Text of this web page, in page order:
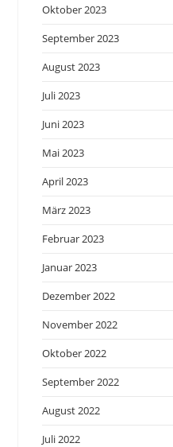
Oktober 2023
September 2023
August 2023
Juli 2023
Juni 2023
Mai 2023
April 2023
März 2023
Februar 2023
Januar 2023
Dezember 2022
November 2022
Oktober 2022
September 2022
August 2022
Juli 2022